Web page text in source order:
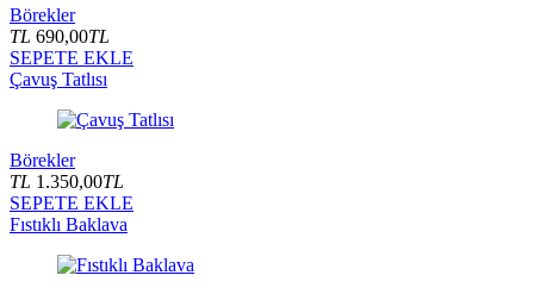
Börekler
TL 690,00TL
SEPETE EKLE
Çavuş Tatlısı
Börekler
TL 1.350,00TL
SEPETE EKLE
Fıstıklı Baklava